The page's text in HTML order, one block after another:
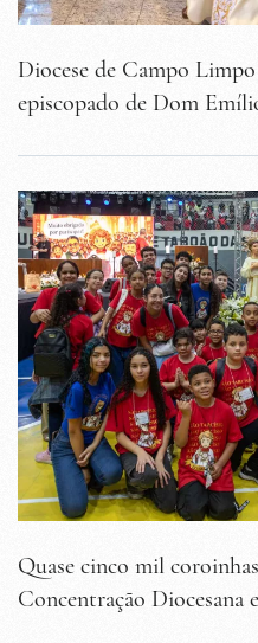
Diocese de Campo
episcopado de Dom
Quase cinco mil
Concentração Diocesana